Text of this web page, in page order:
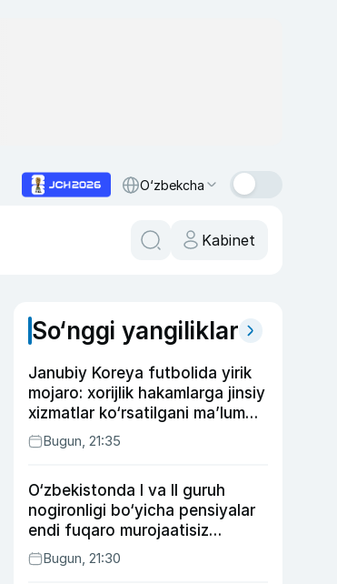
O‘zbekcha
Kabinet
So‘nggi yangiliklar
Janubiy Koreya futbolida yirik
mojaro: xorijlik hakamlarga jinsiy
xizmatlar ko‘rsatilgani ma’lum
qilindi
Bugun, 21:35
O‘zbekistonda I va II guruh
nogironligi bo‘yicha pensiyalar
endi fuqaro murojaatisiz
tayinlanishi mumkin
Bugun, 21:30